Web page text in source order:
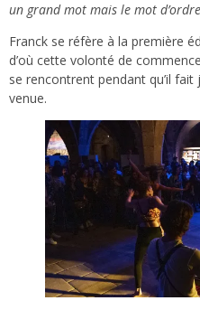
un grand mot mais le mot
Franck se réfère à la première
d’où cette volonté de
se rencontrent pendant qu’il
venue.